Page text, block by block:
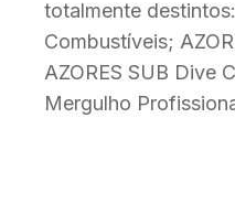
totalmente
Combustíveis;
AZORES SUB Dive
Mergulho